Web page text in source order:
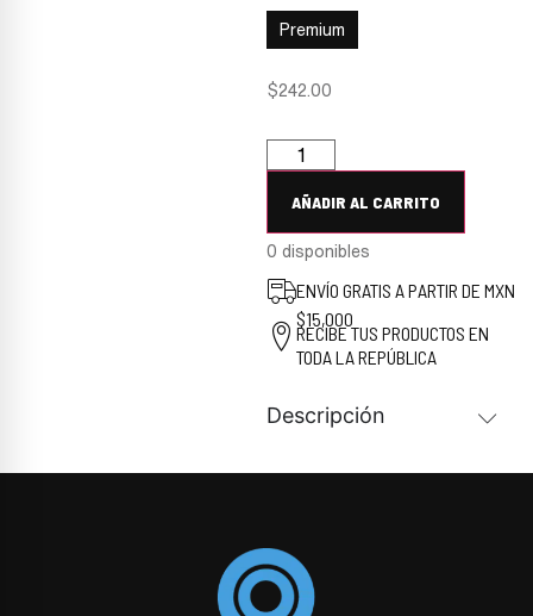
Premium
$242.00
AÑADIR AL CARRITO
0 disponibles
ENVÍO GRATIS A PARTIR DE MXN
$15,000
RECIBE TUS PRODUCTOS EN
TODA LA REPÚBLICA
Descripción